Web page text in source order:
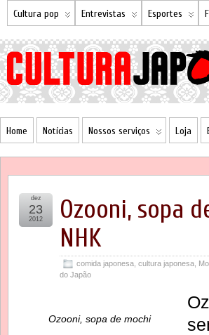
Cultura pop Entrevistas Esportes
Home Notícias Nossos serviços Loja
Ozooni, sopa
NHK
comida japonesa cultura japonesa
do Japão
dez
23
2012
Ozooni, sopa de mochi